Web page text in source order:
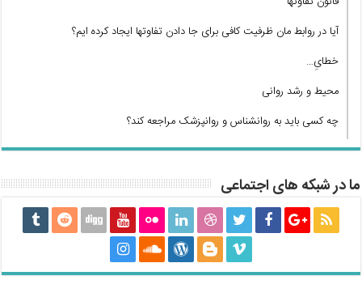
آیا در روابط مان ظرفیت کافی برای جا دادن تفاوتها ایجاد کرده ایم؟
خطایِ…
محیط و رشد روانی
چه کسی باید به روانشناس و روانپزشک مراجعه کند؟
ما در شبکه های اجتماعی